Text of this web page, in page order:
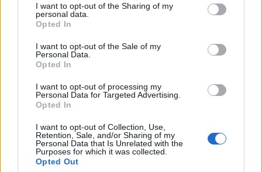
I want to opt-out of the Sharing of my
personal data.
Opted In
I want to opt-out of the Sale of my
Personal Data.
Opted In
I want to opt-out of processing my
Personal Data for Targeted Advertising.
Opted In
I want to opt-out of Collection, Use,
Retention, Sale, and/or Sharing of my
Personal Data that Is Unrelated with the
Purposes for which it was collected.
Opted Out
Sütibeállítások
Médiatér
Liget
Krónika
Bihari Napló